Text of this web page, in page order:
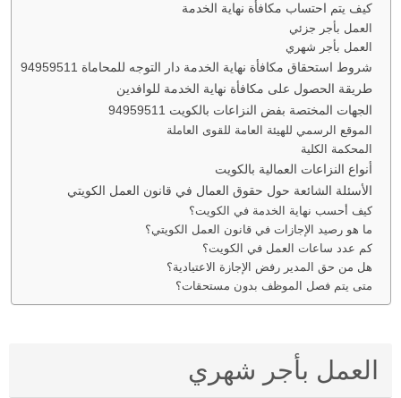
كيف يتم احتساب مكافأة نهاية الخدمة
العمل بأجر جزئي
العمل بأجر شهري
شروط استحقاق مكافأة نهاية الخدمة دار التوجه للمحاماة 94959511
طريقة الحصول على مكافأة نهاية الخدمة للوافدين
الجهات المختصة بفض النزاعات بالكويت 94959511
الموقع الرسمي للهيئة العامة للقوى العاملة
المحكمة الكلية
أنواع النزاعات العمالية بالكويت
الأسئلة الشائعة حول حقوق العمال في قانون العمل الكويتي
كيف أحسب نهاية الخدمة في الكويت؟
ما هو رصيد الإجازات في قانون العمل الكويتي؟
كم عدد ساعات العمل في الكويت؟
هل من حق المدير رفض الإجازة الاعتيادية؟
متى يتم فصل الموظف بدون مستحقات؟
العمل بأجر شهري